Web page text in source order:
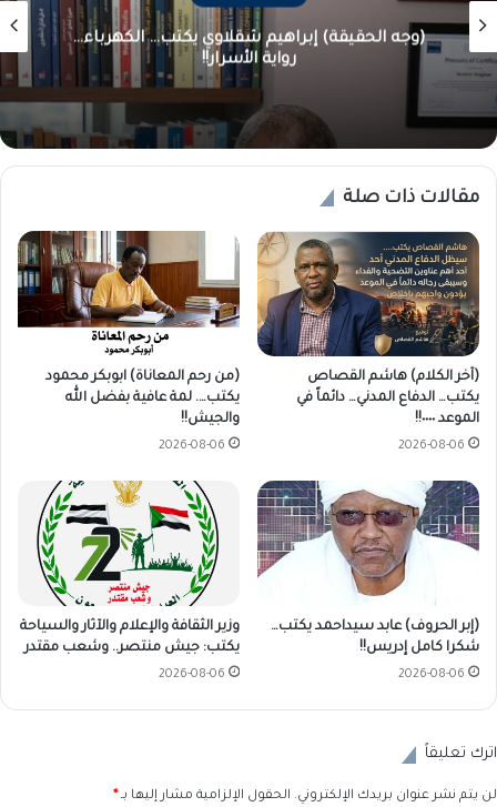
(وجه الحقيقة) إبراهيم شقلاوي يكتب… الكهرباء…
رواية الأسرار!!
مقالات ذات صلة
(آخر الكلام) هاشم القصاص
يكتب… الدفاع المدني… دائماً في
الموعد ٠٠٠٠!!
2026-08-06
(من رحم المعاناة) ابوبكر محمود
يكتب…. لمة عافية بفضل الله
والجيش!!
2026-08-06
(إبر الحروف) عابد سيداحمد يكتب…
شكرا كامل إدريس!!
2026-08-06
وزير الثقافة والإعلام والآثار والسياحة
يكتب: جيش منتصر.. وشعب مقتدر
2026-08-06
اترك تعليقاً
لن يتم نشر عنوان بريدك الإلكتروني. الحقول الإلزامية مشار إليها بـ*